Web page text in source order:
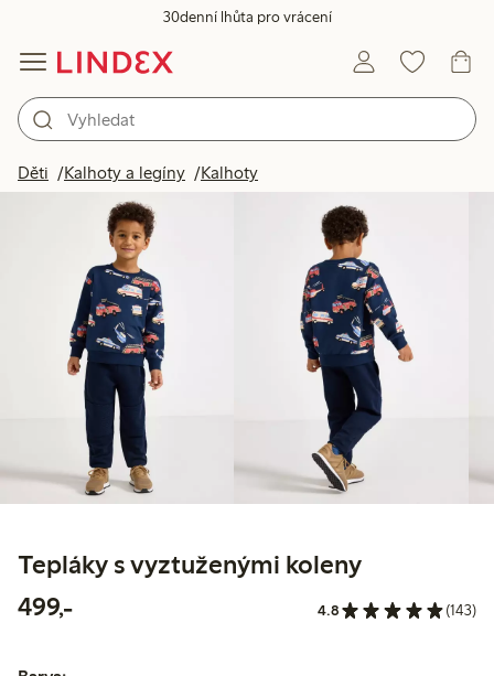
30denní lhůta pro vrácení
Děti Kalhoty a legíny Kalhoty
Tepláky s vyztuženými koleny
499,-499,00 Kč 4.8 (143)